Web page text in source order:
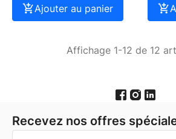
Ajouter au panier

Affichage 1-12 de 12
Recevez nos offres